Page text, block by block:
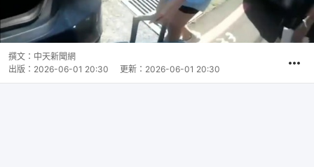
撰文： 中天新聞網
出版： 2026-06-01 20:30 更新： 2026-06-01 20:30